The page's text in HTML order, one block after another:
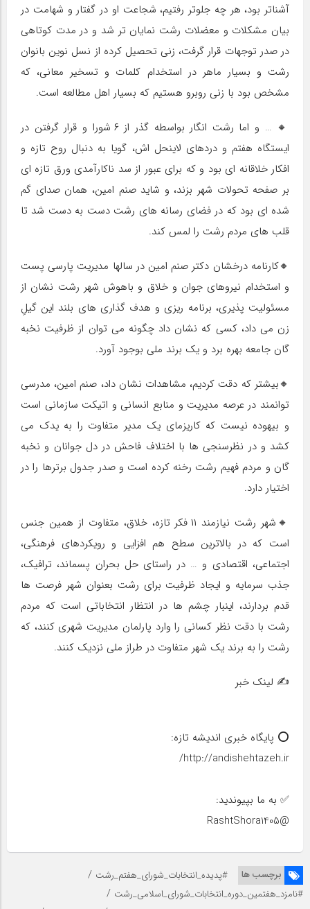
آشناتر بود، هر چه جلوتر رفتیم، شجاعت او در گفتار و شهامت در
بیان مشکلات و معضلات رشت نمایان تر شد و در مدت کوتاهی
در صدر توجهات قرار گرفت، زنی تحصیل کرده از نسل نوین بانوان
رشت و بسیار ماهر در استخدام کلمات و تسخیر معانی، که
مشخص بود با زنی روبرو هستیم که بسیار اهل مطالعه است.
🔸 … و اما رشت انگار بواسطه گذر از ۶ شورا و قرار گرفتن در
ایستگاه هفتم و دردهای لاینحل اش، گویا به دنبال روح تازه و
افکار خلاقانه ای بود و که برای عبور از سد ناکارآمدی ورق تازه ای
بر صفحه تحولات شهر بزند، و شاید صنم امین، همان صدای گم
شده ای بود که در فضای رسانه های رشت دست به دست شد تا
قلب های مردم رشت را لمس کند.
🔸کارنامه درخشان دکتر صنم امین در سالها مدیریت پارسی پست
و استخدام نیروهای جوان و خلاق و باهوش شهر رشت نشان از
مسئولیت پذیری، برنامه ریزی و هدف گذاری های بلند این گیلِ
زن می داد، کسی که نشان داد چگونه می توان از ظرفیت نخبه
گان جامعه بهره برد و یک برند ملی بوجود آورد.
🔸بیشتر که دقت کردیم، مشاهدات نشان داد، صنم امین، مدرسی
توانمند در عرصه مدیریت و منابع انسانی و اتیکت سازمانی است
و بیهوده نیست که کاریزمای یک مدیر متفاوت را به یدک می
کشد و در نظرسنجی ها با اختلاف فاحش در دل جوانان و نخبه
گان و مردم فهیم رشت رخنه کرده است و صدر جدول برترها را در
اختیار دارد.
🔸شهر رشت نیازمند ۱۱ فکر تازه، خلاق، متفاوت از همین جنس
است که در بالاترین سطح هم افزایی و رویکردهای فرهنگی،
اجتماعی، اقتصادی و … در راستای حل بحران پسماند، ترافیک،
جذب سرمایه و ایجاد ظرفیت برای رشت بعنوان شهر فرصت ها
قدم بردارند، اینبار چشم ها در انتظار انتخاباتی است که مردم
رشت با دقت نظر کسانی را وارد پارلمان مدیریت شهری کنند، که
رشت را به برند یک شهر متفاوت در طراز ملی نزدیک کنند.
✍ لینک خبر
⭕️ پایگاه خبری اندیشه تازه:
http://andishehtazeh.ir/
✅ به ما بپیوندید:
@RashtShora1405
برچسب ها #پدیده_انتخابات_شورای_هفتم_رشت /
#نامزد_هفتمین_دوره_انتخابات_شورای_اسلامی_رشت /